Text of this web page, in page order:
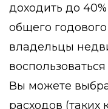
доходить до
общего
владельцы
Вы можете
расходов (таких